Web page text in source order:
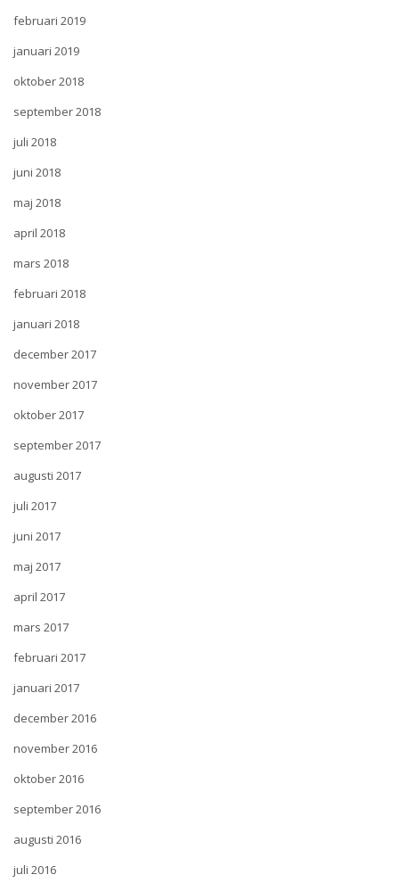
februari 2019
januari 2019
oktober 2018
september 2018
juli 2018
juni 2018
maj 2018
april 2018
mars 2018
februari 2018
januari 2018
december 2017
november 2017
oktober 2017
september 2017
augusti 2017
juli 2017
juni 2017
maj 2017
april 2017
mars 2017
februari 2017
januari 2017
december 2016
november 2016
oktober 2016
september 2016
augusti 2016
juli 2016